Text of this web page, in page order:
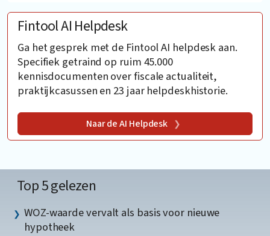
Fintool AI Helpdesk
Ga het gesprek met de Fintool AI helpdesk aan.
Specifiek getraind op ruim 45.000
kennisdocumenten over fiscale actualiteit,
praktijkcasussen en 23 jaar helpdeskhistorie.
Naar de AI Helpdesk
Top 5 gelezen
WOZ-waarde vervalt als basis voor nieuwe
hypotheek